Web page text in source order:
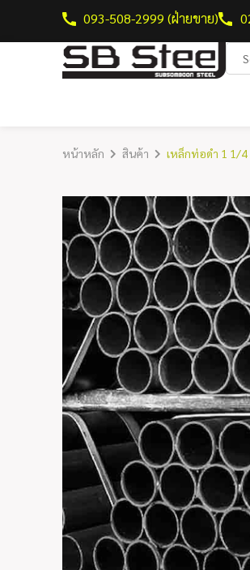
093-508-2999 (ฝ่ายขาย)
หน้าหลัก สินค้า เหล็กท่อดำ 1 1/4